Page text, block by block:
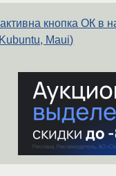
кнопка ОК в
Maui)